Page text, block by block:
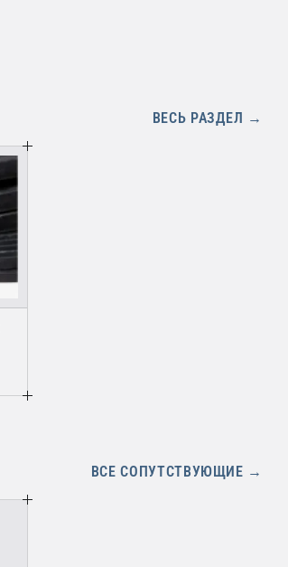
ВЕСЬ РАЗДЕЛ →
ВСЕ СОПУТСТВУЮЩИЕ →